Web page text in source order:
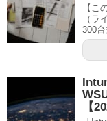
【こ
（ラ
300
【